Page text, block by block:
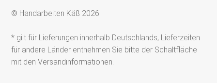
© Handarbeiten Käß 2026
* gilt für Lieferungen innerhalb Deutschlands, Lieferzeiten
für andere Länder entnehmen Sie bitte der Schaltfläche
mit den Versandinformationen.